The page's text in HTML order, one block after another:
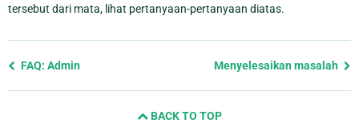
tersebut dari mata, lihat pertanyaan-pertanyaan diatas.
Previous
FAQ: Admin Menyelesaikan masalah
BACK TO TOP